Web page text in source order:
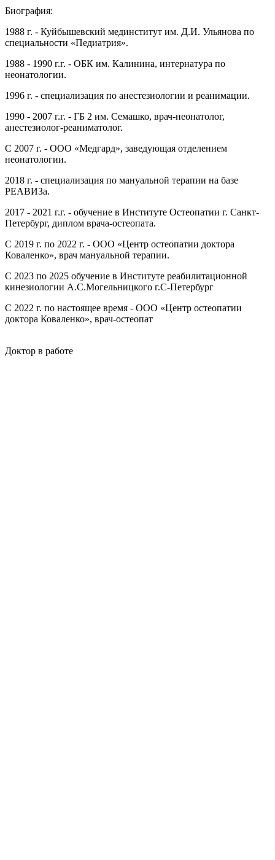
Биография:
1988 г. - Куйбышевский мединститут им. Д.И. Ульянова по
специальности «Педиатрия».
1988 - 1990 г.г. - ОБК им. Калинина, интернатура по
неонатологии.
1996 г. - специализация по анестезиологии и реанимации.
1990 - 2007 г.г. - ГБ 2 им. Семашко, врач-неонатолог,
анестезиолог-реаниматолог.
С 2007 г. - ООО «Медгард», заведующая отделением
неонатологии.
2018 г. - специализация по мануальной терапии на базе
РЕАВИЗа.
2017 - 2021 г.г. - обучение в Институте Остеопатии г. Санкт-
Петербург, диплом врача-остеопата.
С 2019 г. по 2022 г. - ООО «Центр остеопатии доктора
Коваленко», врач мануальной терапии.
С 2023 по 2025 обучение в Институте реабилитационной
кинезиологии А.С.Могельницкого г.С-Петербург
С 2022 г. по настоящее время - ООО «Центр остеопатии
доктора Коваленко», врач-остеопат
Доктор в работе